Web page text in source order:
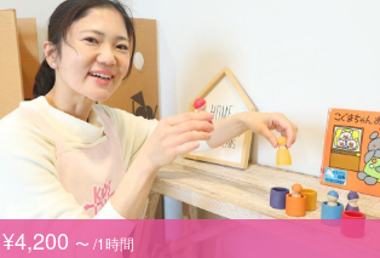
¥4,200 〜 /1時間